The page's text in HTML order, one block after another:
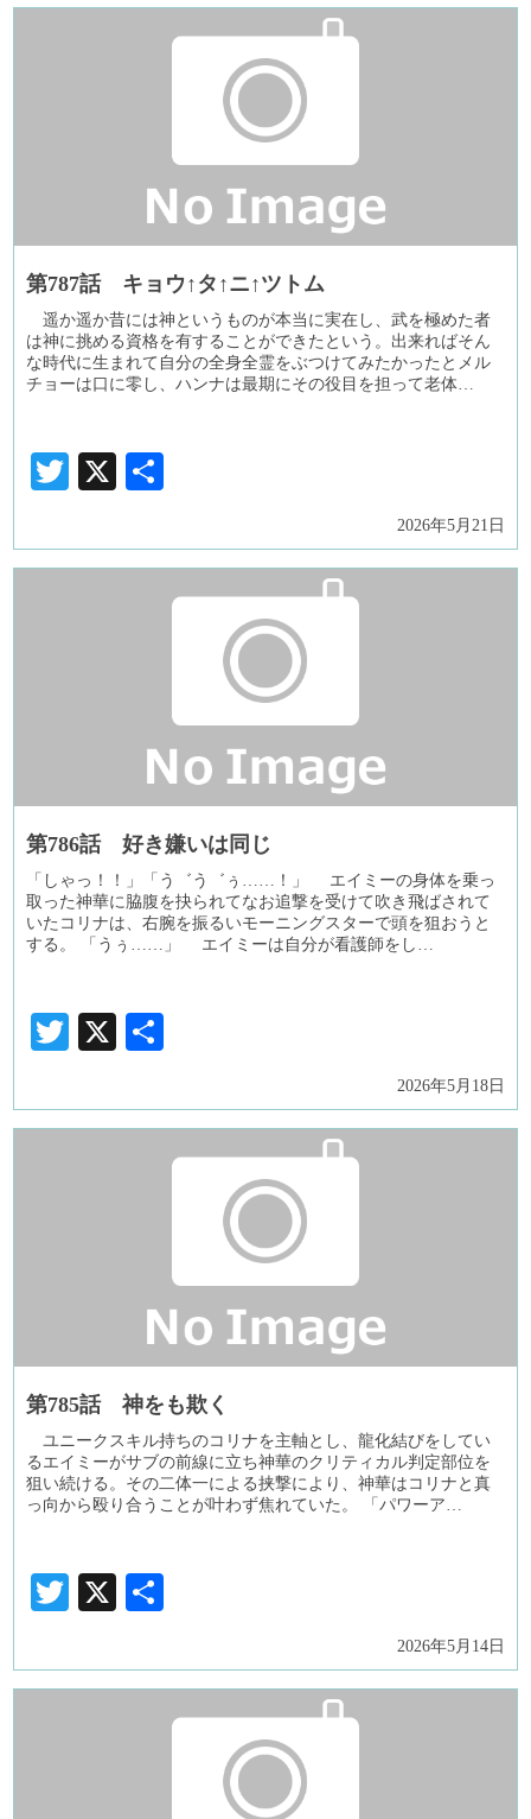
第787話 キョウ↑タ↑ニ↑ツトム
遥か遥か昔には神というものが本当に実在し、武を極めた者
は神に挑める資格を有することができたという。出来ればそん
な時代に生まれて自分の全身全霊をぶつけてみたかったとメル
チョーは口に零し、ハンナは最期にその役目を担って老体…
Twitter
X
2026年5月21日
第786話 好き嫌いは同じ
「しゃっ！！」「う゛う゛ぅ……！」 エイミーの身体を乗っ
取った神華に脇腹を抉られてなお追撃を受けて吹き飛ばされて
いたコリナは、右腕を振るいモーニングスターで頭を狙おうと
する。 「うぅ……」 エイミーは自分が看護師をし…
Twitter
X
2026年5月18日
第785話 神をも欺く
ユニークスキル持ちのコリナを主軸とし、龍化結びをしてい
るエイミーがサブの前線に立ち神華のクリティカル判定部位を
狙い続ける。その二体一による挟撃により、神華はコリナと真
っ向から殴り合うことが叶わず焦れていた。 「パワーア…
Twitter
X
2026年5月14日